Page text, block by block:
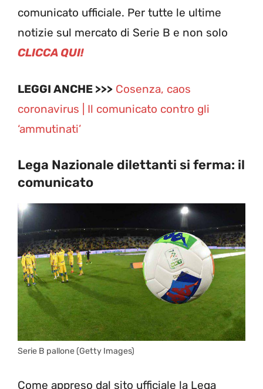
comunicato ufficiale. Per tutte le ultime
notizie sul mercato di Serie B e non solo
CLICCA QUI!
LEGGI ANCHE >>> Cosenza, caos
coronavirus | Il comunicato contro gli
‘ammutinati’
Lega Nazionale dilettanti si ferma: il
comunicato
Serie B pallone (Getty Images)
Come appreso dal sito ufficiale la Lega